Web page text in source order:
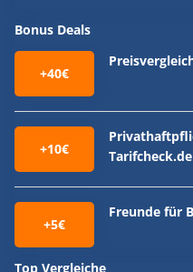
Bonus Deals
+40€
+10€
Tarifcheck.de
+5€
Freunde für
Top Vergleiche